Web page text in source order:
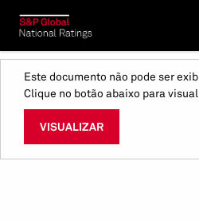
Este documento não pode ser
Clique no botão abaixo para
VISUALIZAR